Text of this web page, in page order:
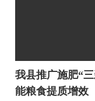
我县推广施肥“
能粮食提质增效